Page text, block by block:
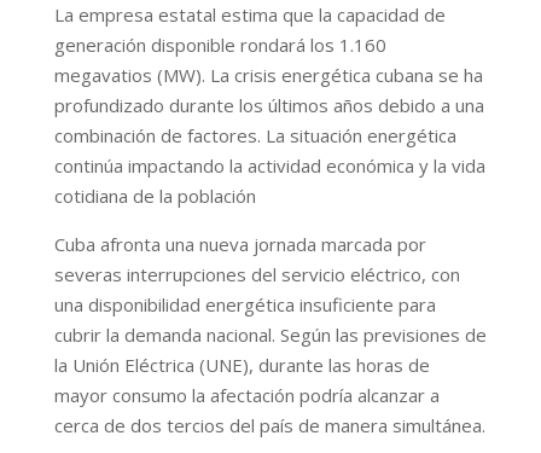
La empresa estatal estima que la capacidad de
generación disponible rondará los 1.160
megavatios (MW). La crisis energética cubana se ha
profundizado durante los últimos años debido a una
combinación de factores. La situación energética
continúa impactando la actividad económica y la vida
cotidiana de la población
Cuba afronta una nueva jornada marcada por
severas interrupciones del servicio eléctrico, con
una disponibilidad energética insuficiente para
cubrir la demanda nacional. Según las previsiones de
la Unión Eléctrica (UNE), durante las horas de
mayor consumo la afectación podría alcanzar a
cerca de dos tercios del país de manera simultánea.